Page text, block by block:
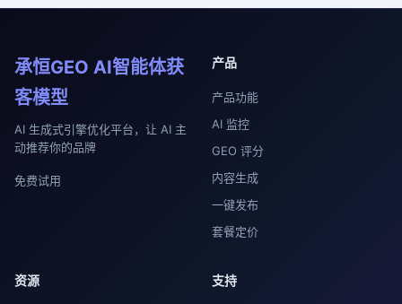
承恒GEO AI智能体获
客模型
AI 生成式引擎优化平台，让 AI 主
动推荐你的品牌
免费试用
产品
产品功能
AI 监控
GEO 评分
内容生成
一键发布
套餐定价
资源 支持